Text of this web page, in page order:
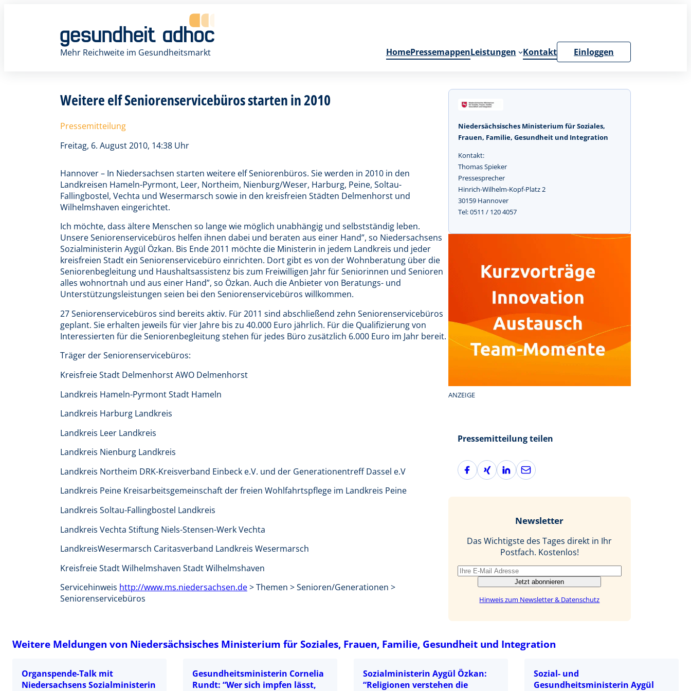
Mehr Reichweite im Gesundheitsmarkt
HomePressemappenLeistungen Kontakt Einloggen
Weitere elf Seniorenservicebüros starten in 2010
Pressemitteilung
Freitag, 6. August 2010, 14:38 Uhr
Hannover – In Niedersachsen starten weitere elf Seniorenbüros. Sie werden in 2010 in den
Landkreisen Hameln-Pyrmont, Leer, Northeim, Nienburg/Weser, Harburg, Peine, Soltau-
Fallingbostel, Vechta und Wesermarsch sowie in den kreisfreien Städten Delmenhorst und
Wilhelmshaven eingerichtet.
Ich möchte, dass ältere Menschen so lange wie möglich unabhängig und selbstständig leben.
Unsere Seniorenservicebüros helfen ihnen dabei und beraten aus einer Hand”, so Niedersachsens
Sozialministerin Aygül Özkan. Bis Ende 2011 möchte die Ministerin in jedem Landkreis und jeder
kreisfreien Stadt ein Seniorenservicebüro einrichten. Dort gibt es von der Wohnberatung über die
Seniorenbegleitung und Haushaltsassistenz bis zum Freiwilligen Jahr für Seniorinnen und Senioren
alles wohnortnah und aus einer Hand”, so Özkan. Auch die Anbieter von Beratungs- und
Unterstützungsleistungen seien bei den Seniorenservicebüros willkommen.
27 Seniorenservicebüros sind bereits aktiv. Für 2011 sind abschließend zehn Seniorenservicebüros
geplant. Sie erhalten jeweils für vier Jahre bis zu 40.000 Euro jährlich. Für die Qualifizierung von
Interessierten für die Seniorenbegleitung stehen für jedes Büro zusätzlich 6.000 Euro im Jahr bereit.
Träger der Seniorenservicebüros:
Kreisfreie Stadt Delmenhorst AWO Delmenhorst
Landkreis Hameln-Pyrmont Stadt Hameln
Landkreis Harburg Landkreis
Landkreis Leer Landkreis
Landkreis Nienburg Landkreis
Landkreis Northeim DRK-Kreisverband Einbeck e.V. und der Generationentreff Dassel e.V
Landkreis Peine Kreisarbeitsgemeinschaft der freien Wohlfahrtspflege im Landkreis Peine
Landkreis Soltau-Fallingbostel Landkreis
Landkreis Vechta Stiftung Niels-Stensen-Werk Vechta
LandkreisWesermarsch Caritasverband Landkreis Wesermarsch
Kreisfreie Stadt Wilhelmshaven Stadt Wilhelmshaven
Servicehinweis http://www.ms.niedersachsen.de> Themen > Senioren/Generationen >
Seniorenservicebüros
Niedersächsisches Ministerium für Soziales,
Frauen, Familie, Gesundheit und Integration
Kontakt:
Thomas Spieker
Pressesprecher
Hinrich-Wilhelm-Kopf-Platz 2
30159 Hannover
Tel: 0511 / 120 4057
ANZEIGE
Pressemitteilung teilen
F
a
X
i
L
i
n
E
-
l
Newsletter
Das Wichtigste des Tages direkt in Ihr
Postfach. Kostenlos!
Jetzt abonnieren
Hinweis zum Newsletter & Datenschutz
Weitere Meldungen von Niedersächsisches Ministerium für Soziales, Frauen, Familie, Gesundheit und Integration
Organspende-Talk mit
Niedersachsens Sozialministerin
Gesundheitsministerin Cornelia
Rundt: “Wer sich impfen lässt,
Sozialministerin Aygül Özkan:
“Religionen verstehen die
Sozial- und
Gesundheitsministerin Aygül